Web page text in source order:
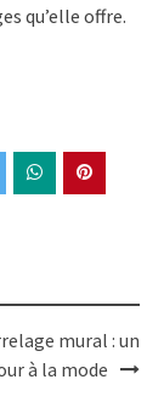
qu’elle offre.
mural : un
à la mode